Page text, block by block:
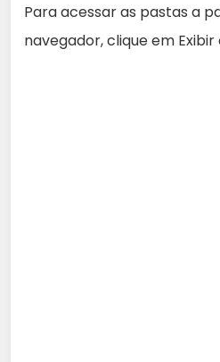
Para acessar as pastas a
navegador, clique em Exibir